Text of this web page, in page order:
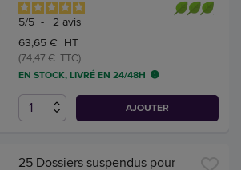
5/5 - 2 avis
63,65 € HT
(74,47 € TTC)
EN STOCK, LIVRÉ EN 24/48H
AJOUTER
25 Dossiers suspendus pour